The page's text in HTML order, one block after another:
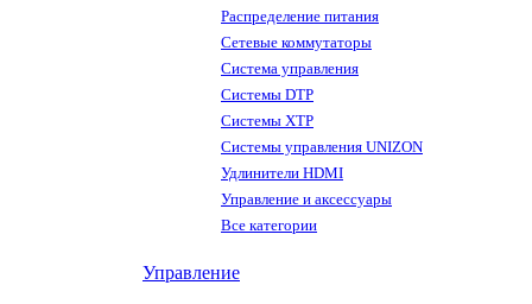
Распределение питания
Сетевые коммутаторы
Система управления
Системы DTP
Системы XTP
Системы управления UNIZON
Удлинители HDMI
Управление и аксессуары
Все категории
Управление